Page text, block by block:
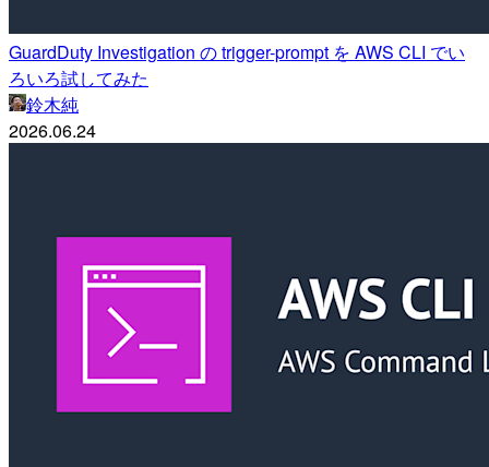
GuardDuty Investigation の trigger-prompt を AWS CLI でい
ろいろ試してみた
鈴木純
2026.06.24